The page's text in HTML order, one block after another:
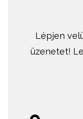
Lépjen
üzenetet!